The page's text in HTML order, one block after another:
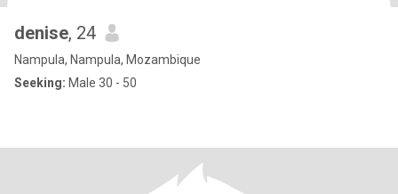
denise, 24
Nampula, Nampula, Mozambique
Seeking: Male 30 - 50